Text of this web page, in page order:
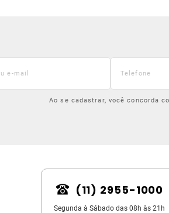
Ao se cadastrar, você concorda
(11) 2955-1000
Segunda à Sábado das 08h às 21h